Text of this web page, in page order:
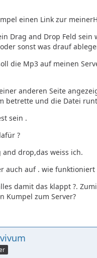
einen Link zur
Drag and Drop Feld sein
sonst was drauf
die Mp3 auf meinen
anderen Seite
betrette und die Datei
sein .
?
and drop,das weiss ich.
auch auf . wie funktioniert
damit das klappt ?.
Kumpel zum Server?